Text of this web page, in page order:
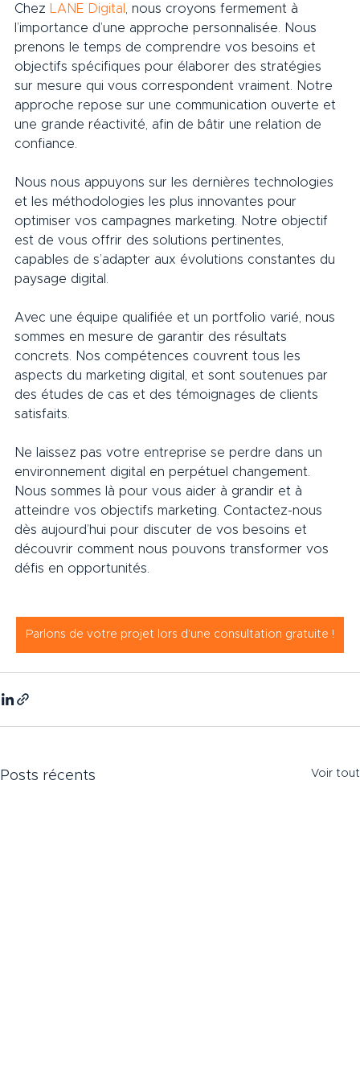
Chez LANE Digital
, nous croyons fermement à
l’importance d’une approche personnalisée. Nous
prenons le temps de comprendre vos besoins et
objectifs spécifiques pour élaborer des stratégies
sur mesure qui vous correspondent vraiment. Notre
approche repose sur une communication ouverte et
une grande réactivité, afin de bâtir une relation de
confiance.
Nous nous appuyons sur les dernières technologies
et les méthodologies les plus innovantes pour
optimiser vos campagnes marketing. Notre objectif
est de vous offrir des solutions pertinentes,
capables de s’adapter aux évolutions constantes du
paysage digital.
Avec une équipe qualifiée et un portfolio varié, nous
sommes en mesure de garantir des résultats
concrets. Nos compétences couvrent tous les
aspects du marketing digital, et sont soutenues par
des études de cas et des témoignages de clients
satisfaits.
Ne laissez pas votre entreprise se perdre dans un
environnement digital en perpétuel changement.
Nous sommes là pour vous aider à grandir et à
atteindre vos objectifs marketing. Contactez-nous
dès aujourd’hui pour discuter de vos besoins et
découvrir comment nous pouvons transformer vos
défis en opportunités.
Parlons de votre projet lors d'une consultation gratuite !
Posts récents Voir tout